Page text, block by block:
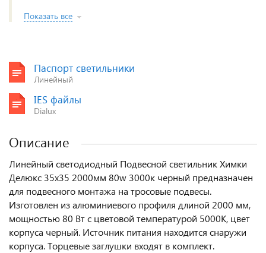
Показать все
Паспорт светильники
Линейный
IES файлы
Dialux
Описание
Линейный светодиодный Подвесной светильник Химки
Делюкс 35х35 2000мм 80w 3000к черный предназначен
для подвесного монтажа на тросовые подвесы.
Изготовлен из алюминиевого профиля длиной 2000 мм,
мощностью 80 Вт c цветовой температурой 5000K, цвет
корпуса черный. Источник питания находится снаружи
корпуса. Торцевые заглушки входят в комплект.